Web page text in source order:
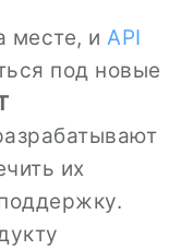
месте, и API
под новые
их